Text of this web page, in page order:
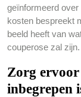
geïnformeerd
kosten bespreekt
beeld heeft van
couperose zal zijn.
Zorg
inbegrepen